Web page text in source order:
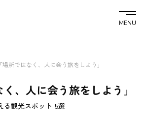
MENU
「場所ではなく、人に会う旅をしよう」
く、人に会う旅をしよう」
る観光スポット 5選